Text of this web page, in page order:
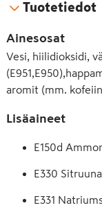
Tuotetiedot
Ainesosat
Vesi, hiilidioksidi,
aromit (mm.
Lisäaineet
E150d
E330
E331